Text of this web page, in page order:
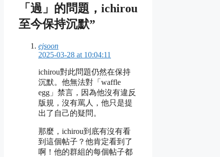
「過」的問題，ichirou
至今保持沉默”
ejsoon
2025-03-28 at 10:04:11
ichirou對此問題仍然在保持
沉默。他無法對「waffle
egg」禁言，因為他沒有違反
版規，沒有罵人，他只是提
出了自己的疑問。
那麼，ichirou到底有沒有看
到這個帖子？他肯定看到了
啊！他的群組的每個帖子都